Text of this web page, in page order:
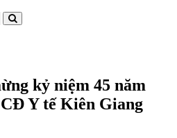
kỷ niệm 45 năm
Y tế Kiên Giang